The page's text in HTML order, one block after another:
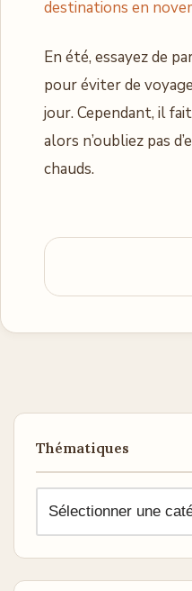
destinations en
En été, essayez de
pour éviter de
jour. Cependant, il
alors n’oubliez pas
chauds.
Thématiques